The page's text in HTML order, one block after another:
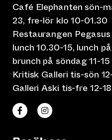
Café Elephanten sön-
23, fre-lör klo 10-01.30
Restaurangen
lunch 10.30-15, lunch
brunch på söndag 11-15
Kritisk Galleri tis-sön
Galleri Aski tis-fre 12-
Taiteen talo Facebookissa
(leder till annan webbtjänst)
Taiteen talo
(leder till annan